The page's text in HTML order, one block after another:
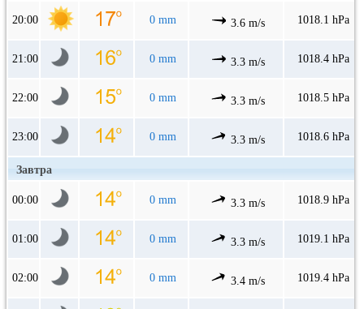
20:00 0 mm 3.6 m/s 1018.1 hPa
21:00 0 mm 3.3 m/s 1018.4 hPa
22:00 0 mm 3.3 m/s 1018.5 hPa
23:00 0 mm 3.3 m/s 1018.6 hPa
Завтра
00:00 0 mm 3.3 m/s 1018.9 hPa
01:00 0 mm 3.3 m/s 1019.1 hPa
02:00 0 mm 3.4 m/s 1019.4 hPa